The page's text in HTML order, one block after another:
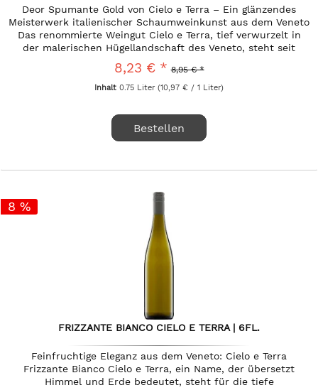
Deor Spumante Gold von Cielo e Terra – Ein glänzendes
Meisterwerk italienischer Schaumweinkunst aus dem Veneto
Das renommierte Weingut Cielo e Terra, tief verwurzelt in
der malerischen Hügellandschaft des Veneto, steht seit
Generationen...
8,23 € * 8,95 € *
Inhalt0.75 Liter(10,97 € / 1 Liter)
Bestellen
8 %
FRIZZANTE BIANCO CIELO E TERRA | 6FL.
Feinfruchtige Eleganz aus dem Veneto: Cielo e Terra
Frizzante Bianco Cielo e Terra, ein Name, der übersetzt
Himmel und Erde bedeutet, steht für die tiefe